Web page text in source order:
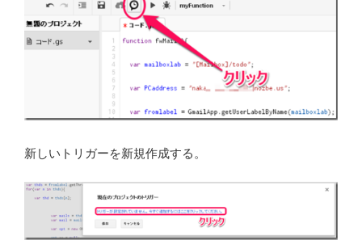
新しいトリガーを新規作成する。